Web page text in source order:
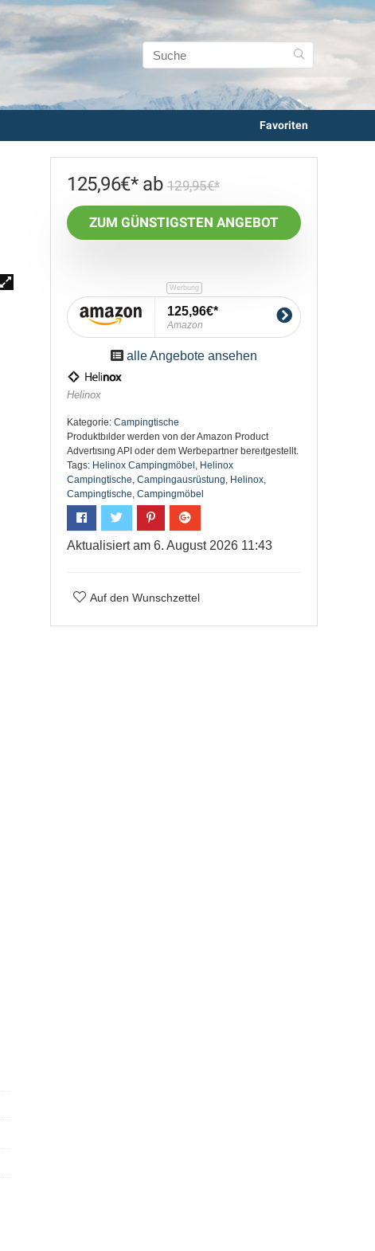
Favoriten
129,95€
125,96€
ZUM GÜNSTIGSTEN ANGEBOT
125,96€
Amazon
alle Angebote ansehen
Helinox
Kategorie: Campingtische
Produktbılder werden von der Amazon Product
Advertısıng API oder dem Werbepartner bereıtgestellt.
Tags: Helinox Campingmöbel , Helinox
Campingtische, Campingausrüstung, Helinox,
Campingtische, Campingmöbel
Aktualisiert am 6. August 2026 11:43
Auf den Wunschzettel